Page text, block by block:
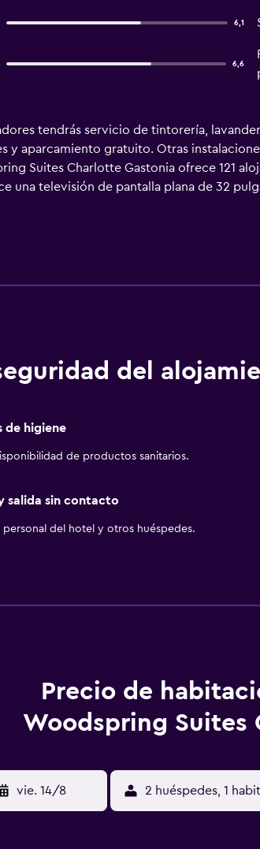
6,1
6,6
tendrás servicio de tintorería,
y aparcamiento gratuito. Otras
Suites Charlotte Gastonia ofrece 121
una televisión de pantalla plana de 32
y microondas. Los baños están
Los servicios para las personas de
del
de higiene
de productos sanitarios.
salida sin contacto
del hotel y otros huéspedes.
Precio de
Woodspring Suites
vie. 14/8 2 huéspedes, 1